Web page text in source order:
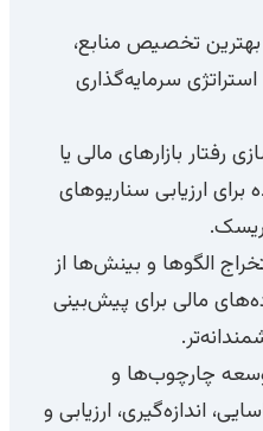
بهترین تخصیص منابع،
استراتژی سرمایه‌گذاری
رفتار بازارهای مالی یا
ارزیابی سناریوهای
الگوها و بینش‌ها از
مالی برای پیش‌بینی
چارچوب‌ها و
اندازه‌گیری، ارزیابی و